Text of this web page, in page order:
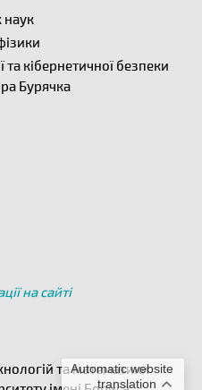
Automatic website
translation
кібернетичної безпеки
Бурячка
на сайті
та математики